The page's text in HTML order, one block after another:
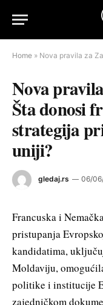
Home » Nova pravila za Zapadni
Nova
Šta donosi
strategija
uniji?
gledaj.rs 06/
Francuska i
pristupanja
kandidatima,
Moldaviju,
politike i institucije
zajedničkom